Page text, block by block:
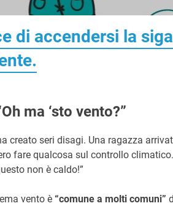
di accendersi la
ma ‘sto vento?”
creato seri disagi. Una ragazza
fare qualcosa sul controllo
non è caldo!”
vento è “comune a molti comuni”